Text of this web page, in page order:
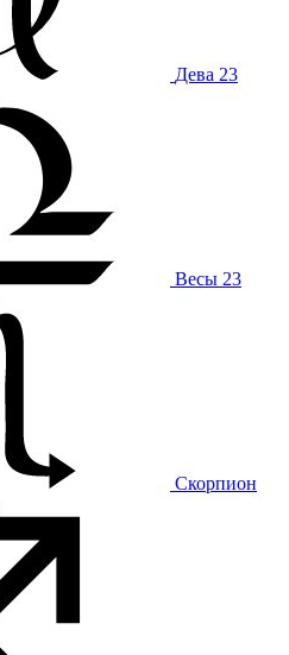
Дева 23
Весы 23
Скорпион